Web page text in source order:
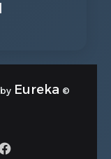
© Copyright 2026, detafour created by
Eureka